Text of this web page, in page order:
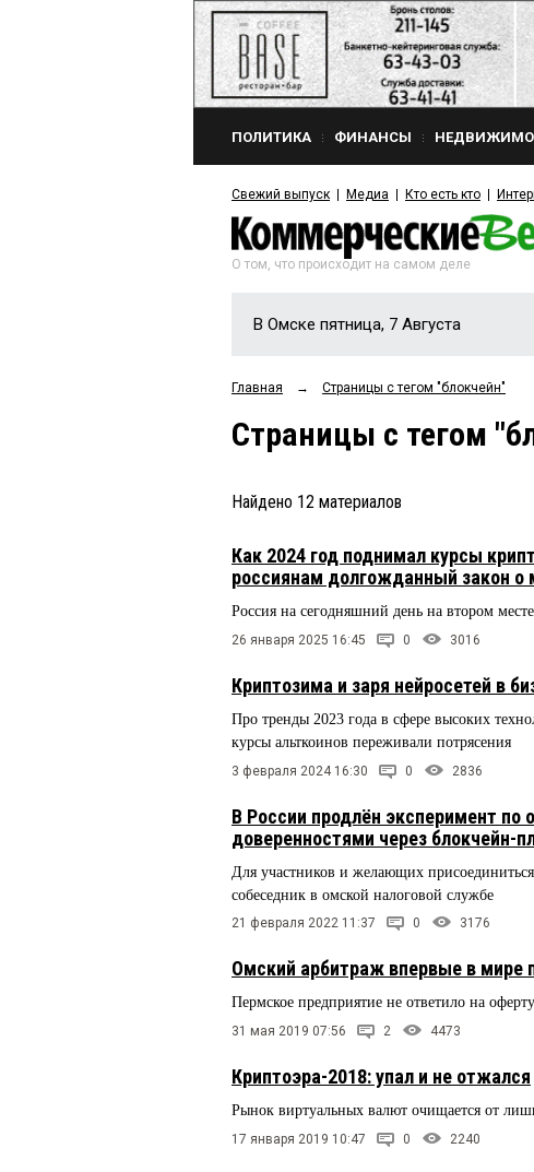
ПОЛИТИКА ФИНАНСЫ
Свежий выпуск Медиа Кто есть кто
О том, что происходит на самом деле
В Омске пятница, 7 Августа
Главная → Страницы c тегом "блокчейн"
Страницы c тегом
Найдено 12 материалов
Как 2024 год поднимал курсы
россиянам долгожданный закон о
Россия на сегодняшний день на втором
26 января 2025 16:45 0 3016
Криптозима и заря нейросетей в
Про тренды 2023 года в сфере высоких
курсы альткоинов переживали потрясения
3 февраля 2024 16:30 0 2836
В России продлён эксперимент
доверенностями через блокчейн-
Для участников и желающих
собеседник в омской налоговой службе
21 февраля 2022 11:37 0 3176
Омский арбитраж впервые в мире
Пермское предприятие не ответило на
31 мая 2019 07:56 2 4473
Криптоэра-2018: упал и не отжался
Рынок виртуальных валют очищается от
17 января 2019 10:47 0 2240